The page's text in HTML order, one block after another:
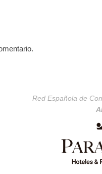
Red Española de